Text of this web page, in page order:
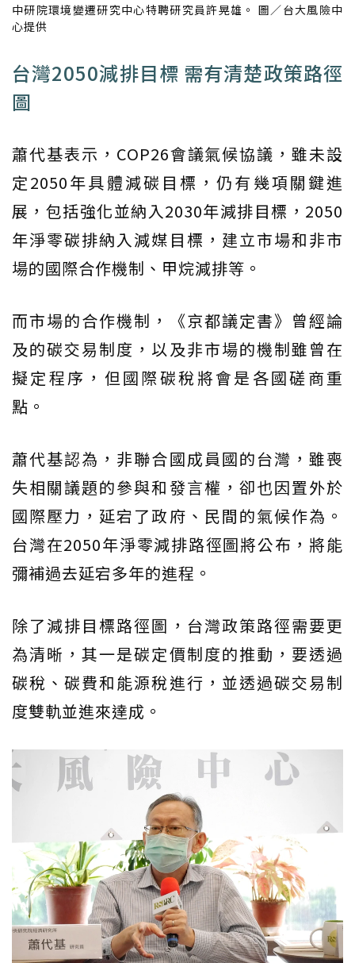
中研院環境變遷研究中心特聘研究員許晃雄。 圖／台大風險中
心提供
台灣2050減排目標 需有清楚政策路徑
圖
蕭代基表示，COP26會議氣候協議，雖未設
定2050年具體減碳目標，仍有幾項關鍵進
展，包括強化並納入2030年減排目標，2050
年淨零碳排納入減媒目標，建立市場和非市
場的國際合作機制、甲烷減排等。
而市場的合作機制，《京都議定書》曾經論
及的碳交易制度，以及非市場的機制雖曾在
擬定程序，但國際碳稅將會是各國磋商重
點。
蕭代基認為，非聯合國成員國的台灣，雖喪
失相關議題的參與和發言權，卻也因置外於
國際壓力，延宕了政府、民間的氣候作為。
台灣在2050年淨零減排路徑圖將公布，將能
彌補過去延宕多年的進程。
除了減排目標路徑圖，台灣政策路徑需要更
為清晰，其一是碳定價制度的推動，要透過
碳稅、碳費和能源稅進行，並透過碳交易制
度雙軌並進來達成。